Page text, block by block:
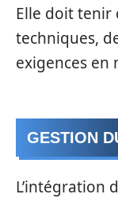
Elle doit tenir
techniques,
exigences en
GESTION
L’intégration